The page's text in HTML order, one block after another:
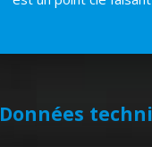
Données